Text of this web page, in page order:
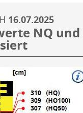
16.07.2025
NQ und